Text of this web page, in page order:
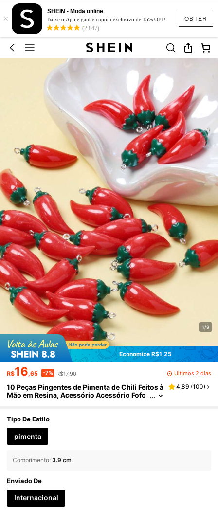
OBTER
×
SHEIN - Moda online
Baixe o App e ganhe cupom exclusivo de 15% OFF!
(2,847)
1/9
Economize R$1,25
R$16,65 -7% R$17,90 Últimos 2 dias
10 Peças Pingentes de Pimenta de Chili Feitos à
Mão em Resina, Acessório Acessório Fofo
4,89 (100)
Tipo De Estilo
pimenta
Comprimento: 3.9 cm
Enviado De
Internacional